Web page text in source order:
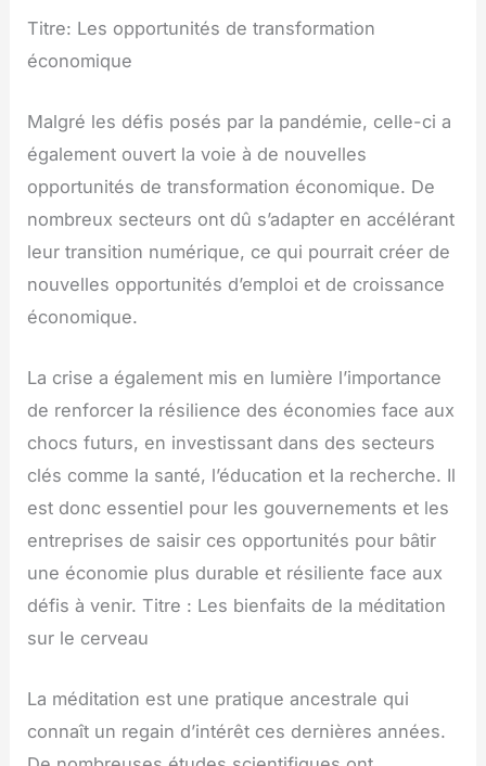
Titre: Les opportunités de transformation
économique
Malgré les défis posés par la pandémie, celle-ci a
également ouvert la voie à de nouvelles
opportunités de transformation économique. De
nombreux secteurs ont dû s’adapter en accélérant
leur transition numérique, ce qui pourrait créer de
nouvelles opportunités d’emploi et de croissance
économique.
La crise a également mis en lumière l’importance
de renforcer la résilience des économies face aux
chocs futurs, en investissant dans des secteurs
clés comme la santé, l’éducation et la recherche. Il
est donc essentiel pour les gouvernements et les
entreprises de saisir ces opportunités pour bâtir
une économie plus durable et résiliente face aux
défis à venir. Titre : Les bienfaits de la méditation
sur le cerveau
La méditation est une pratique ancestrale qui
connaît un regain d’intérêt ces dernières années.